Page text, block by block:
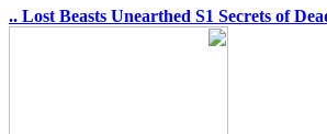
.. Lost Beasts Unearthed S1 Secrets of